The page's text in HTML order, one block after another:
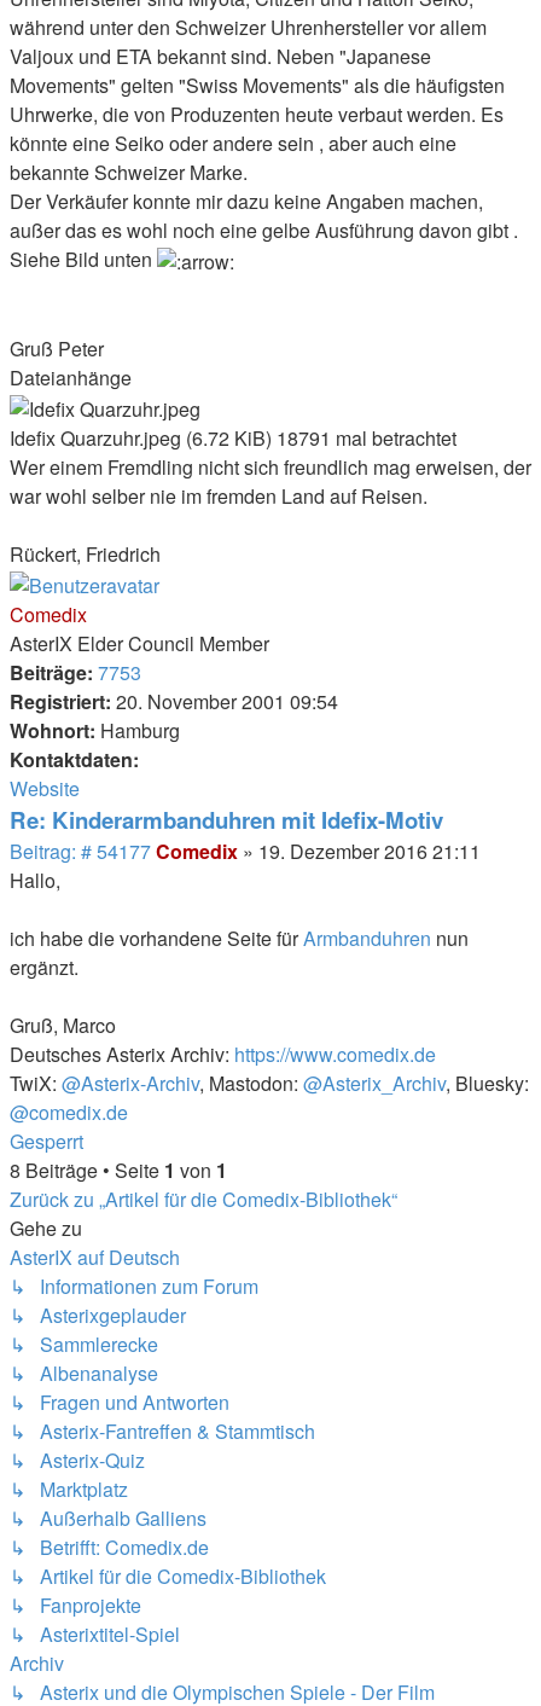
während unter den Schweizer Uhrenhersteller vor allem
Valjoux und ETA bekannt sind. Neben "Japanese
Movements" gelten "Swiss Movements" als die häufigsten
Uhrwerke, die von Produzenten heute verbaut werden. Es
könnte eine Seiko oder andere sein , aber auch eine
bekannte Schweizer Marke.
Der Verkäufer konnte mir dazu keine Angaben machen,
außer das es wohl noch eine gelbe Ausführung davon gibt .
Siehe Bild unten
Gruß Peter
Dateianhänge
Idefix Quarzuhr.jpeg (6.72 KiB) 18791 mal betrachtet
Wer einem Fremdling nicht sich freundlich mag erweisen, der
war wohl selber nie im fremden Land auf Reisen.
Rückert, Friedrich
Nach
oben
Comedix
AsterIX Elder Council Member
Beiträge: 7753
Registriert: 20. November 2001 09:54
Wohnort: Hamburg
Kontaktdaten:
Kontaktdaten
von
Comedix
Website
Re: Kinderarmbanduhren mit Idefix-Motiv
Beitrag: # 54177Beitrag
Comedix » 19. Dezember 2016 21:11
Hallo,
ich habe die vorhandene Seite fürArmbanduhren nun
ergänzt.
Gruß, Marco
Deutsches Asterix Archiv: https://www.comedix.de
TwiX: @Asterix-Archiv, Mastodon: @Asterix_Archiv, Bluesky:
@comedix.de
Nach
oben
Gesperrt
8 Beiträge • Seite 1 von 1
Zurück zu „Artikel für die Comedix-Bibliothek“
Gehe zu
AsterIX auf Deutsch
↳ Informationen zum Forum
↳ Asterixgeplauder
↳ Sammlerecke
↳ Albenanalyse
↳ Fragen und Antworten
↳ Asterix-Fantreffen & Stammtisch
↳ Asterix-Quiz
↳ Marktplatz
↳ Außerhalb Galliens
↳ Betrifft: Comedix.de
↳ Artikel für die Comedix-Bibliothek
↳ Fanprojekte
↳ Asterixtitel-Spiel
Archiv
↳ Asterix und die Olympischen Spiele - Der Film